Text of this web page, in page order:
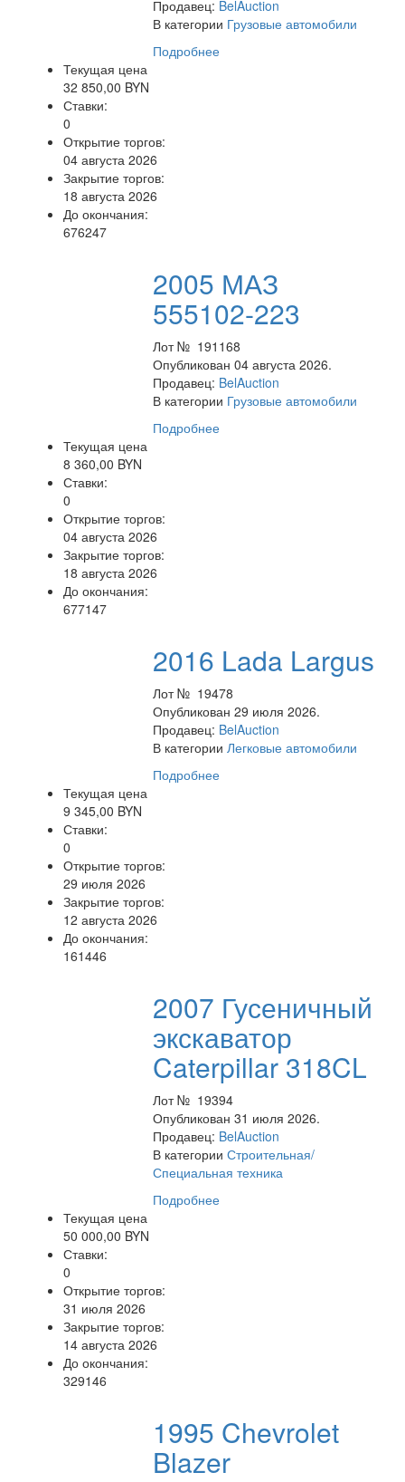
Продавец: BelAuction
В категории Грузовые автомобили
Подробнее
Текущая цена
32 850,00 BYN
Ставки:
0
Открытие торгов:
04 августа 2026
Закрытие торгов:
18 августа 2026
До окончания:
676247
2005 МАЗ
555102-223
Лот № 191168
Опубликован 04 августа 2026.
Продавец: BelAuction
В категории Грузовые автомобили
Подробнее
Текущая цена
8 360,00 BYN
Ставки:
0
Открытие торгов:
04 августа 2026
Закрытие торгов:
18 августа 2026
До окончания:
677147
2016 Lada Largus
Лот № 19478
Опубликован 29 июля 2026.
Продавец: BelAuction
В категорииЛегковые автомобили
Подробнее
Текущая цена
9 345,00 BYN
Ставки:
0
Открытие торгов:
29 июля 2026
Закрытие торгов:
12 августа 2026
До окончания:
161446
2007 Гусеничный
экскаватор
Caterpillar 318CL
Лот № 19394
Опубликован 31 июля 2026.
Продавец: BelAuction
В категорииСтроительная/
Специальная техника
Подробнее
Текущая цена
50 000,00 BYN
Ставки:
0
Открытие торгов:
31 июля 2026
Закрытие торгов:
14 августа 2026
До окончания:
329146
1995 Chevrolet
Blazer